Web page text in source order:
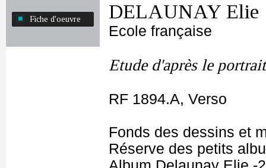
Fiche d'oeuvre DELAUNAY Elie
Ecole française
Etude d'après le
RF 1894.A, Verso
Fonds des dessins et
Réserve des petits